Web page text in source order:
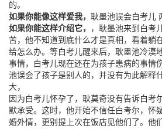
的。
如果你能像这样爱我， 耿墨池误会白考儿
如果你能这样介绍它，
，耿墨池来到白考
苦，他不知道到底什么才是真相，看着躺
给怎么办。等白考儿醒来后，耿墨池冷漠
事情，白考儿现在还在为孩子患病的事情
池误会了孩子是别人的，并没有为此解释
大，
因为白考儿怀孕了，耿莫奇没有告诉白考
默承受。这时，他开始不信任白考尔，怀
婚外情，更别提上次在饭店见他们了。他